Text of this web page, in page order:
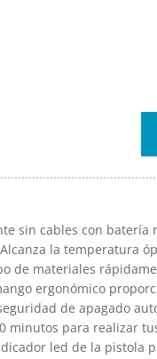
sin cables con
la temperatura
de materiales
ergonómico
de apagado
minutos para realizar
led de la pistola